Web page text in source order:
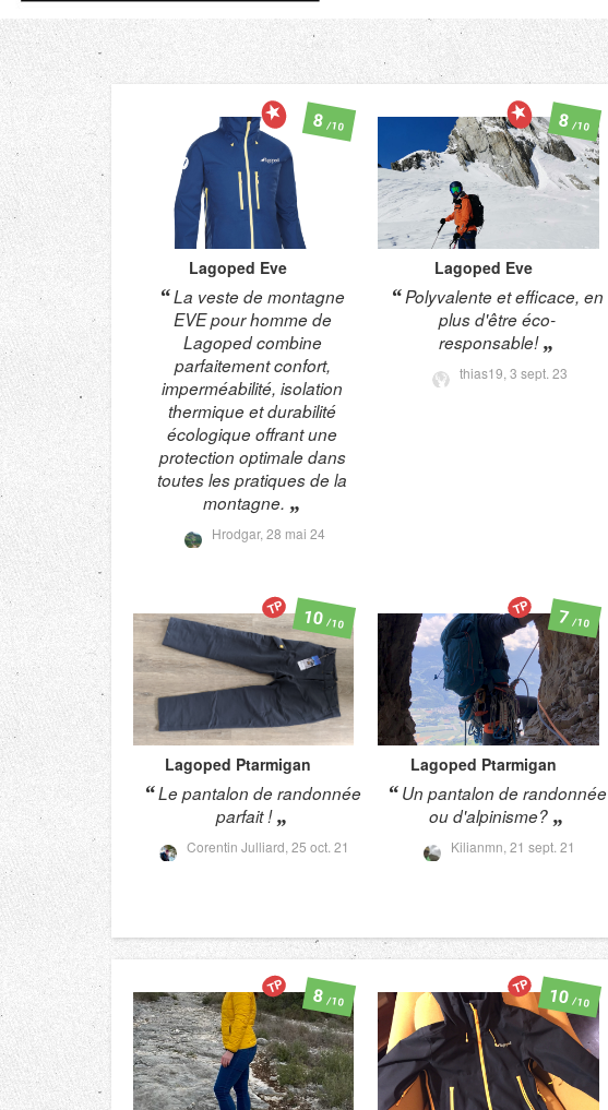
Lagoped Eve
La veste de montagne
EVE pour homme de
Lagoped combine
parfaitement confort,
imperméabilité, isolation
thermique et durabilité
écologique offrant une
protection optimale dans
toutes les pratiques de la
montagne.
Hrodgar, 28 mai 24
8/10
Lagoped Eve
Polyvalente et efficace, en
plus d'être éco-
responsable!
thias19, 3 sept. 23
8/10
Lagoped Ptarmigan
Le pantalon de randonnée
parfait !
Corentin Julliard,25 oct. 21
10/10
TP
Lagoped Ptarmigan
Un pantalon de randonnée
ou d'alpinisme?
Kilianmn,21 sept. 21
7/10
TP
8/10
TP 10/10
TP